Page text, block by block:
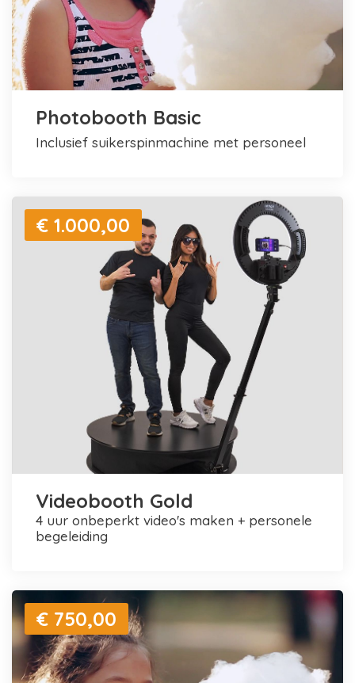
Photobooth Basic
inclusief suikerspinmachine met personeel
€ 1.000,00
Videobooth Gold
4 uur onbeperkt video's maken + personele
begeleiding
€ 750,00